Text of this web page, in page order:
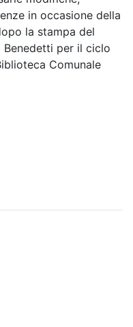
in occasione della
la stampa del
Benedetti per il ciclo
Comunale